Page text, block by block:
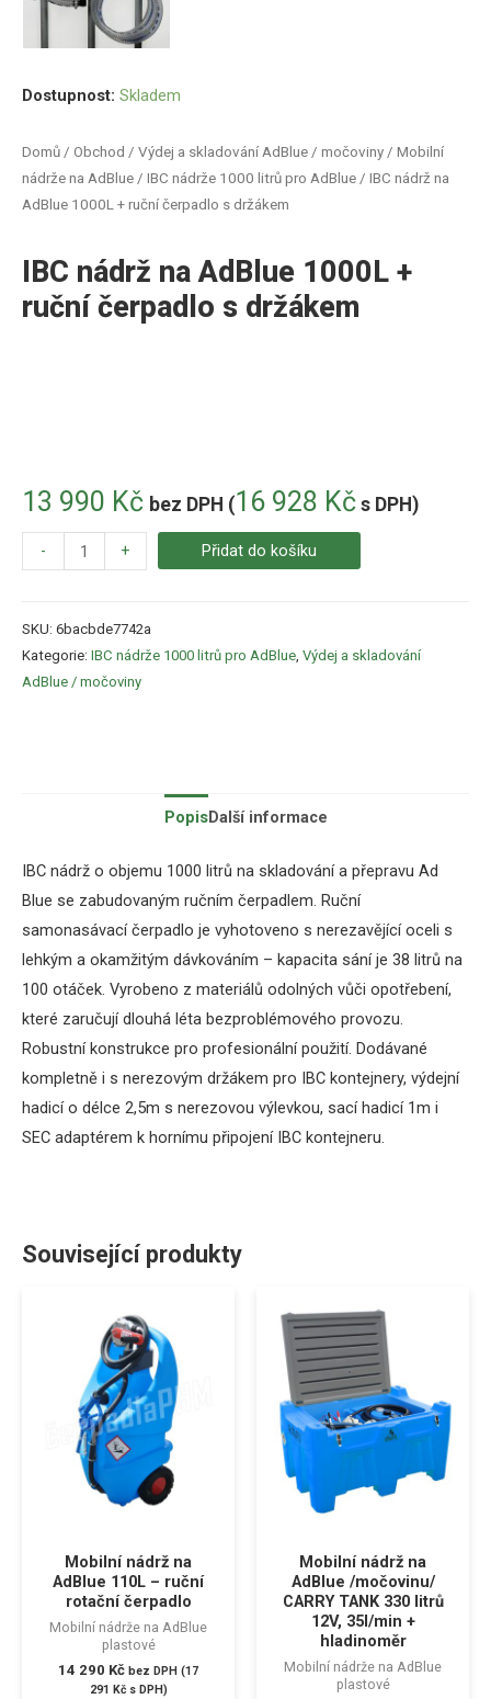
Domů / Obchod / Výdej a skladování AdBlue / močoviny / Mobilní
nádrže na AdBlue / IBC nádrže 1000 litrů pro AdBlue / IBC nádrž na
AdBlue 1000L + ruční čerpadlo s držákem
IBC nádrž na AdBlue 1000L +
ruční čerpadlo s držákem
13 990 Kč bez DPH (16 928 Kč s DPH)
Dostupnost: Skladem
- + Přidat do košíku
SKU: 6bacbde7742a
Kategorie: IBC nádrže 1000 litrů pro AdBlue Výdej a skladování
AdBlue / močoviny
PopisDalší informace
IBC nádrž o objemu 1000 litrů na skladování a přepravu Ad
Blue se zabudovaným ručním čerpadlem. Ruční
samonasávací čerpadlo je vyhotoveno s nerezavějící oceli s
lehkým a okamžitým dávkováním – kapacita sání je 38 litrů na
100 otáček. Vyrobeno z materiálů odolných vůči opotřebení,
které zaručují dlouhá léta bezproblémového provozu.
Robustní konstrukce pro profesionální použití. Dodávané
kompletně i s nerezovým držákem pro IBC kontejnery, výdejní
hadicí o délce 2,5m s nerezovou výlevkou, sací hadicí 1m i
SEC adaptérem k hornímu připojení IBC kontejneru.
Související produkty
Mobilní nádrž na
AdBlue 110L – ruční
rotační čerpadlo
Mobilní nádrže na AdBlue
plastové
14 290 Kč bez DPH (17
291 Kčs DPH)
Mobilní nádrž na
AdBlue /močovinu/
CARRY TANK 330 litrů
12V, 35l/min +
hladinoměr
Mobilní nádrže na AdBlue
plastové